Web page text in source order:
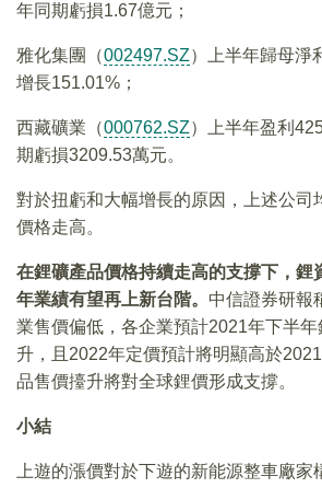
年同期虧損1.67億元；
雅化集團（002497.SZ）上半年歸母淨
增長151.01%；
西藏礦業（000762.SZ）上半年盈利
期虧損3209.53萬元。
對於扭虧和大幅增長的原因，上述公司
價格走高。
在鋰礦產品價格持續走高的支撐下，鋰
年業績有望再上新台階。 中信證券研報
業售價偏低，各企業預計2021年下半
升，且2022年定價預計將明顯高於
品售價擡升將對全球鋰價形成支撐。
小結
上遊的漲價對於下遊的新能源整車廠家